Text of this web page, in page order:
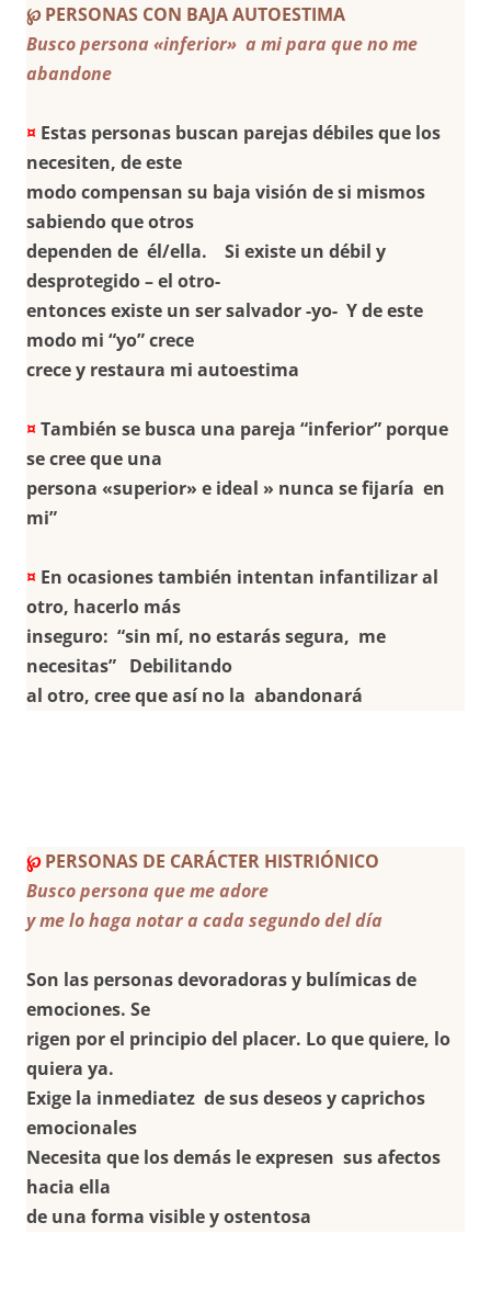
℘ PERSONAS CON BAJA AUTOESTIMA
Busco persona «inferior» a mi para que no me
abandone
¤ Estas personas buscan parejas débiles que los
necesiten, de este
modo compensan su baja visión de si mismos
sabiendo que otros
dependen de él/ella. Si existe un débil y
desprotegido – el otro-
entonces existe un ser salvador -yo- Y de este
modo mi “yo” crece
crece y restaura mi autoestima
¤ También se busca una pareja “inferior” porque
se cree que una
persona «superior» e ideal » nunca se fijaría en
mi”
¤ En ocasiones también intentan infantilizar al
otro, hacerlo más
inseguro: “sin mí, no estarás segura, me
necesitas” Debilitando
al otro, cree que así no la abandonará
℘ PERSONAS DE CARÁCTER HISTRIÓNICO
Busco persona que me adore
y me lo haga notar a cada segundo del día
Son las personas devoradoras y bulímicas de
emociones. Se
rigen por el principio del placer. Lo que quiere, lo
quiera ya.
Exige la inmediatez de sus deseos y caprichos
emocionales
Necesita que los demás le expresen sus afectos
hacia ella
de una forma visible y ostentosa